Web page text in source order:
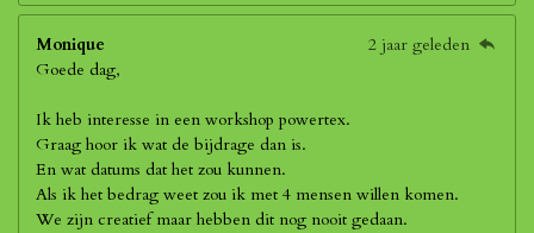
Monique
2 jaar geleden
Goede dag,
Ik heb interesse in een workshop powertex.
Graag hoor ik wat de bijdrage dan is.
En wat datums dat het zou kunnen.
Als ik het bedrag weet zou ik met 4 mensen willen komen.
We zijn creatief maar hebben dit nog nooit gedaan.